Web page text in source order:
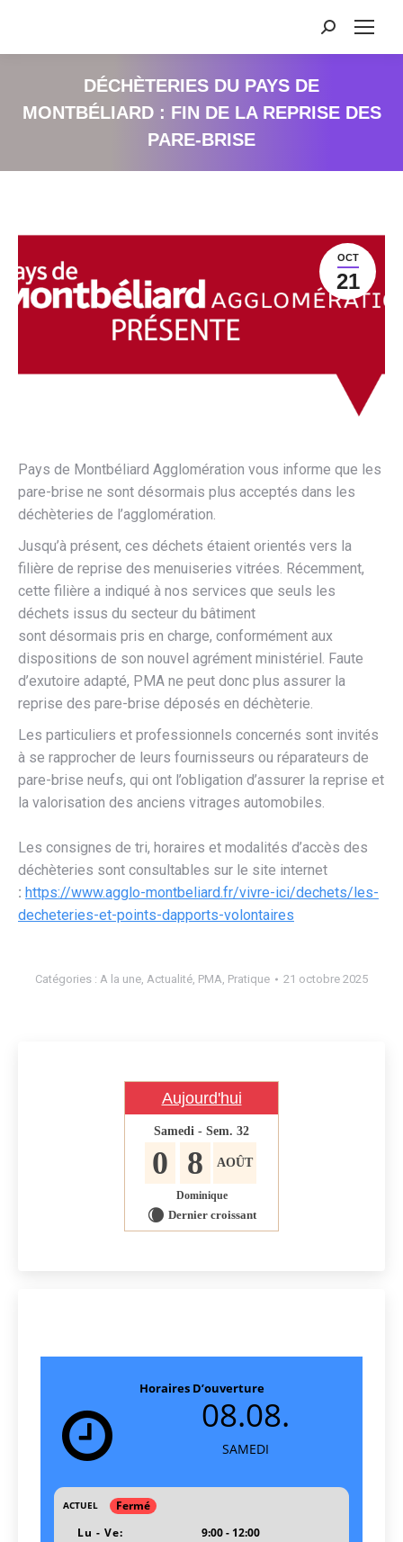
Recherche
:
DÉCHÈTERIES DU PAYS DE
MONTBÉLIARD : FIN DE LA REPRISE DES
PARE-BRISE
OCT
21
Pays de Montbéliard Agglomération vous informe que les
pare-brise ne sont désormais plus acceptés dans les
déchèteries de l’agglomération.
Jusqu’à présent, ces déchets étaient orientés vers la
filière de reprise des menuiseries vitrées. Récemment,
cette filière a indiqué à nos services que seuls les
déchets issus du secteur du bâtiment
sont désormais pris en charge, conformément aux
dispositions de son nouvel agrément ministériel. Faute
d’exutoire adapté, PMA ne peut donc plus assurer la
reprise des pare-brise déposés en déchèterie.
Les particuliers et professionnels concernés sont invités
à se rapprocher de leurs fournisseurs ou réparateurs de
pare-brise neufs, qui ont l’obligation d’assurer la reprise et
la valorisation des anciens vitrages automobiles.
Les consignes de tri, horaires et modalités d’accès des
déchèteries sont consultables sur le site internet
: https://www.agglo-montbeliard.fr/vivre-ici/dechets/les-
decheteries-et-points-dapports-volontaires
Catégories : A la une, Actualité, PMA, Pratique 21 octobre 2025
Aujourd'hui
Samedi - Sem. 32
0 8 AOÛT
Dominique
W Dernier croissant
Horaires D’ouverture
08.08.
SAMEDI
ACTUEL
Fermé
Lu - Ve:
9:00 - 12:00